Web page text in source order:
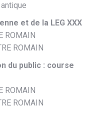
et de la LEG XXX
ROMAIN
ROMAIN
du public : course
ROMAIN
ROMAIN